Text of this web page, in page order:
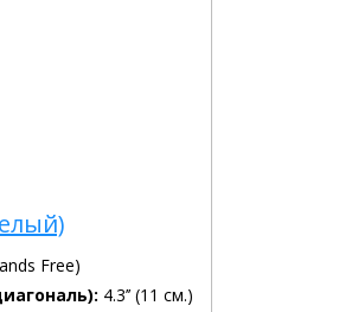
Free)
4.3’’ (11 см.)